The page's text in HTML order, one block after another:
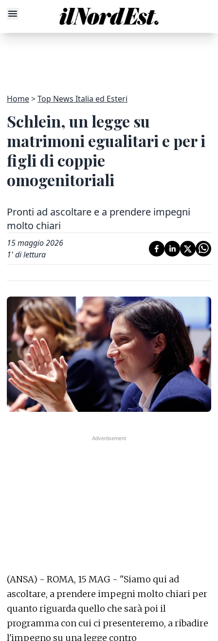
Home Top News Italia ed Esteri
Schlein, un legge su
matrimoni egualitari e per i
figli di coppie
omogenitoriali
Pronti ad ascoltare e a prendere impegni
molto chiari
15 maggio 2026
1' di lettura
(ANSA) - ROMA, 15 MAG - "Siamo qui ad
ascoltare, a prendere impegni molto chiari per
quanto riguarda quello che sarà poi il
programma con cui ci presenteremo, a ribadire
l'impegno su una legge contro